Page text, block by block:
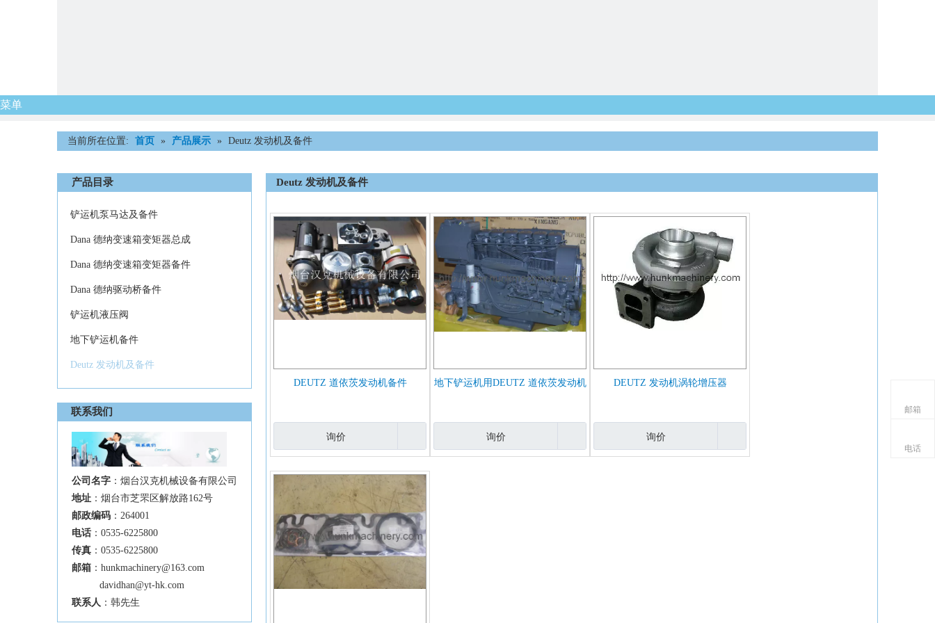
菜单
当前所在位置: 首页 » 产品展示 » Deutz 发动机及备件
产品目录
铲运机泵马达及备件
Dana 德纳变速箱变矩器总成
Dana 德纳变速箱变矩器备件
Dana 德纳驱动桥备件
铲运机液压阀
地下铲运机备件
Deutz 发动机及备件
联系我们
公司名字 ：烟台汉克机械设备有限公司
地址 ：烟台市芝罘区解放路162号
邮政编码 ：264001
电话 ：0535-6225800
传真 ：0535-6225800
邮箱 ： hunkmachinery@163.com
davidhan@yt-hk.com
联系人 ：韩先生
Deutz 发动机及备件
DEUTZ 道依茨发动机备件
询价
地下铲运机用DEUTZ 道依茨发动机
询价
DEUTZ 发动机涡轮增压器
询价
邮箱
电话